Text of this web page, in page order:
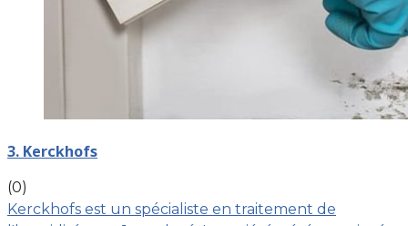
3. Kerckhofs
(0)
Kerckhofs est un spécialiste en traitement de